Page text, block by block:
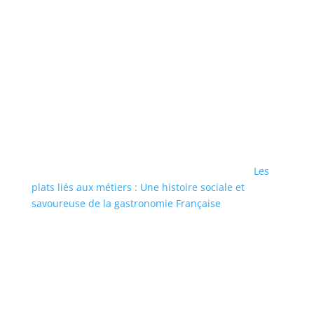
Les
plats liés aux métiers : Une histoire sociale et
savoureuse de la gastronomie Française